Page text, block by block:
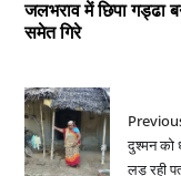
जलभराव में छिपा गड्ढा
समेत गिरे
दुश्मन को
लड़ रही